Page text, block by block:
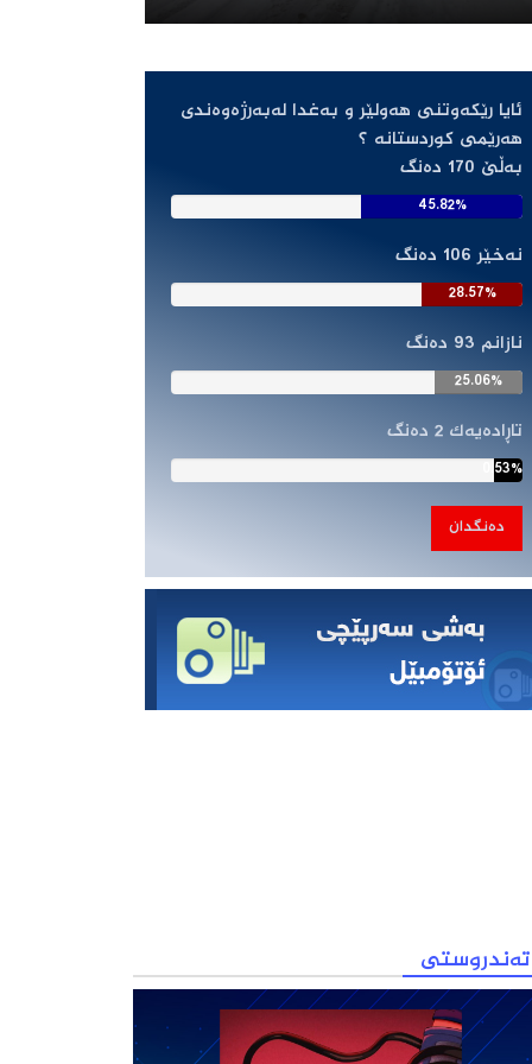
ئایا رێکه‌وتنى هه‌ولێر و به‌غدا له‌به‌رژه‌وه‌ندى
هه‌رێمى کوردستانه‌ ؟
به‌ڵێ 170 دەنگ
45.82%
نەخێر 106 دەنگ
28.57%
نازانم 93 دەنگ
25.06%
تاڕادەیەک 2 دەنگ
0.53%
دەنگدان
تەندروستی
تەندروستی